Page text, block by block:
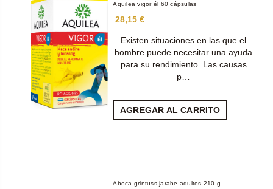
Aquilea vigor él 60 cápsulas
28,15 €
Existen situaciones en las que el
hombre puede necesitar una ayuda
para su rendimiento. Las causas
p…
AGREGAR AL CARRITO
Aboca grintuss jarabe adultos 210 g